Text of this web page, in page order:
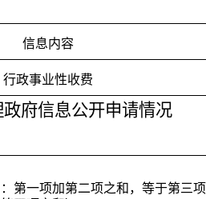
信息内容
行政事业性收费
府信息公开申请情况
第一项加第二项之和，等于第三项